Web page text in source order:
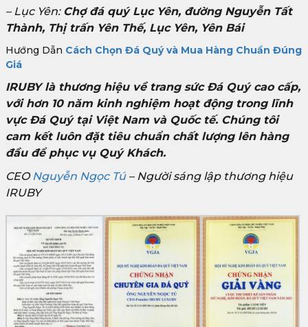
– Lục Yên: Chợ đá quý Lục Yên, đường Nguyễn Tất
Thành, Thị trấn Yên Thế, Lục Yên, Yên Bái
Hướng Dẫn Cách Chọn Đá Quý và Mua Hàng Chuẩn Đúng
Giá
IRUBY là thương hiệu về trang sức Đá Quý cao cấp,
với hơn 10 năm kinh nghiệm hoạt động trong lĩnh
vực Đá Quý tại Việt Nam và Quốc tế. Chúng tôi
cam kết luôn đặt tiêu chuẩn chất lượng lên hàng
đầu để phục vụ Quý Khách.
CEONguyễn Ngọc Tú– Người sáng lập thương hiệu
IRUBY